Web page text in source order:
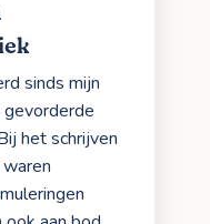
sinds mijn
het schrijven